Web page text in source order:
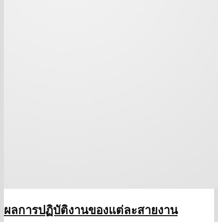
ผลการปฏิบัติงานของแต่ละสายงาน